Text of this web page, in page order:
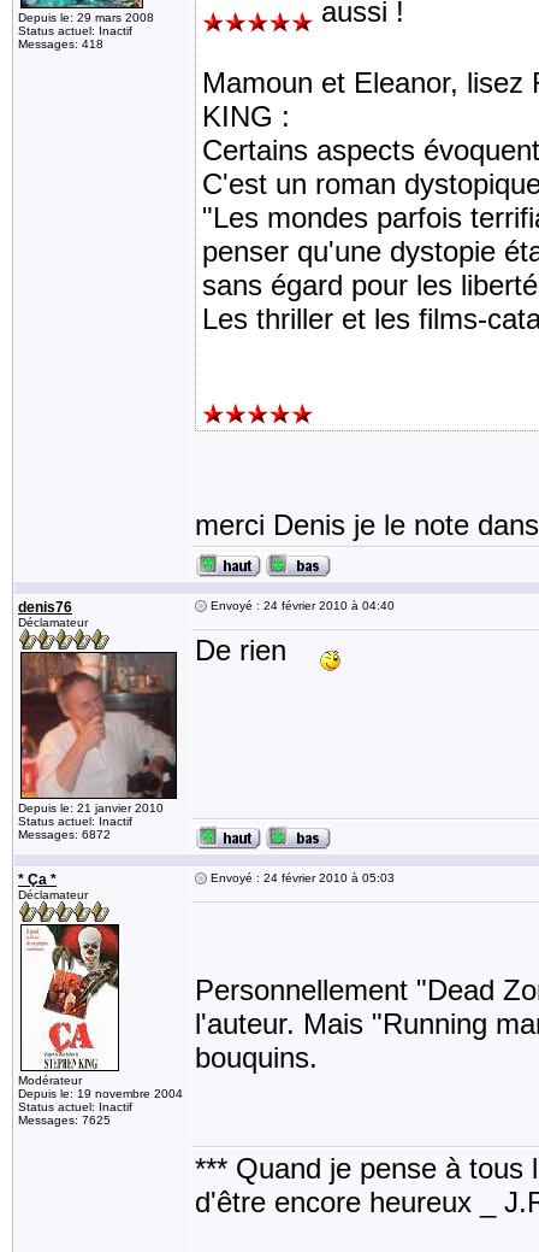
Depuis le: 29 mars 2008
Status actuel: Inactif
Messages: 418
aussi !
Mamoun et Eleanor,
KING :
Certains aspects
C'est un roman
"Les mondes parfois
penser qu'une dystopie
sans égard pour les
Les thriller et les films-
merci Denis je le note
denis76
Déclamateur
Depuis le: 21 janvier 2010
Status actuel: Inactif
Messages: 6872
Envoyé : 24 février 2010 à 04:40
De rien
* Ça *
Déclamateur
Modérateur
Depuis le: 19 novembre 2004
Status actuel: Inactif
Messages: 7625
Envoyé : 24 février 2010 à 05:03
Personnellement "Dead
l'auteur. Mais "Running
bouquins.
*** Quand je pense à tous
d'être encore heureux _